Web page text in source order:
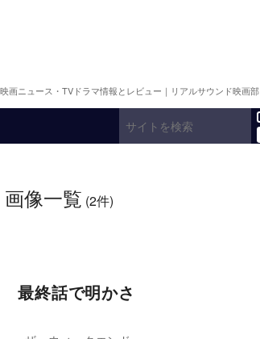
映画ニュース・TVドラマ情報とレビュー｜リアルサウンド映画部
像一覧 (2件)
最終話で明かさ